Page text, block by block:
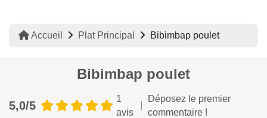
Accueil Plat Principal Bibimbap poulet
Bibimbap poulet
5,0/5
1
avis
Déposez le premier
commentaire !